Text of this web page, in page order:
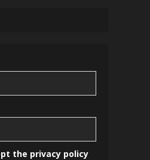
the privacy policy